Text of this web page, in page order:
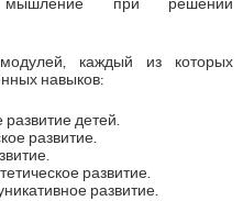
каждый из которых
навыков:
детей.
развитие.
развитие.
развитие.